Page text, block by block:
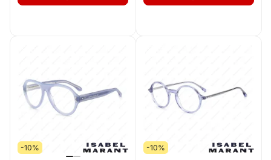
-10% -10%